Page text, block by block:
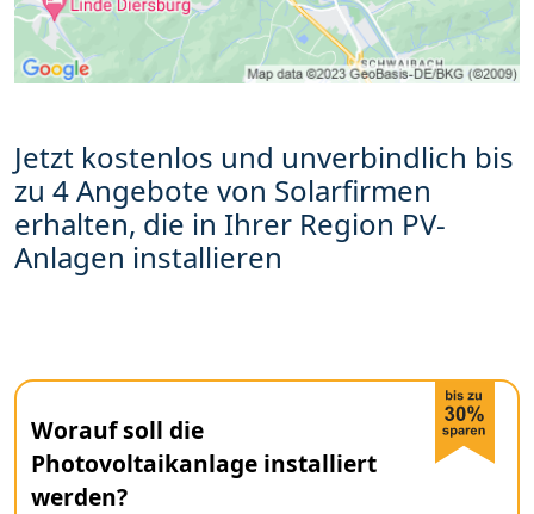
Jetzt kostenlos und unverbindlich bis
zu 4 Angebote von Solarfirmen
erhalten, die in Ihrer Region PV-
Anlagen installieren
Worauf soll die
Photovoltaikanlage installiert
werden?